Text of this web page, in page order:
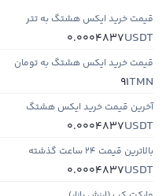
قیمت خرید ایکس هشتگ به تتر
USDT
0.0004837
قیمت خرید ایکس هشتگ به تومان
TMN
91
آخرین قیمت خرید ایکس هشتگ
USDT
0.0004837
بالاترین قیمت ۲۴ ساعت گذشته
USDT
0.0004837